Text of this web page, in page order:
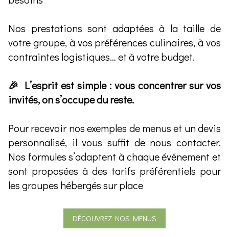
Nos prestations sont adaptées à la taille de
votre groupe, à vos préférences culinaires, à vos
contraintes logistiques… et à votre budget.
🎉 L’esprit est simple : vous concentrer sur vos
invités, on s’occupe du reste.
Pour recevoir nos exemples de menus et un devis
personnalisé, il vous suffit de nous contacter.
Nos formules s’adaptent à chaque événement et
sont proposées à des tarifs préférentiels pour
les groupes hébergés sur place
DÉCOUVREZ NOS MENUS